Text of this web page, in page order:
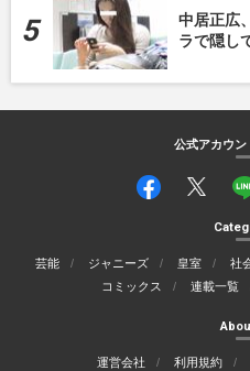
中居正広
ラで隠し
公式アカウ
芸能 ジャニーズ 皇室 社
コミックス
連載一覧
運営会社 利用規約